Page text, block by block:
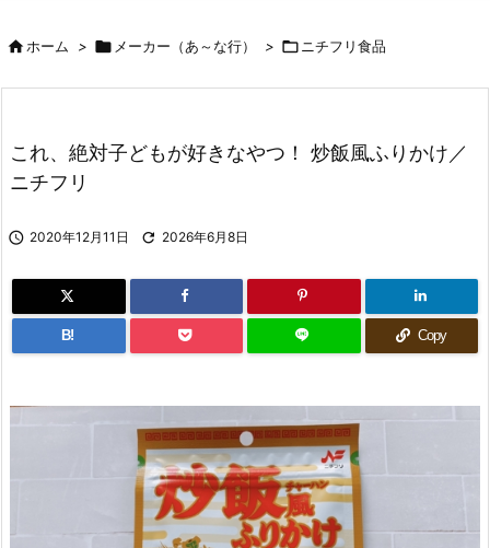
ホーム >  メーカー（あ～な行） >  ニチフリ食品
これ、絶対子どもが好きなやつ！ 炒飯風ふりかけ／
ニチフリ
 2020年12月11日  2026年6月8日
B! Copy